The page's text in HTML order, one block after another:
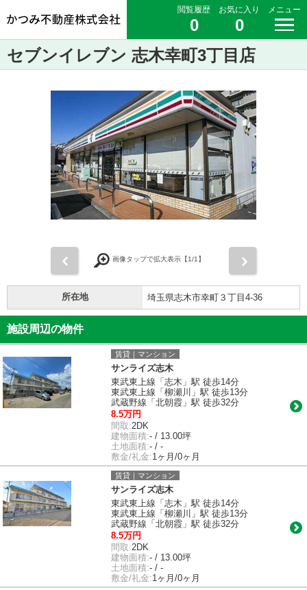
閲覧履歴
0
お気に入り
0
メニュー
セブンイレブン 志木幸町3丁目店
画像タップで拡大表示【1/1】
所在地 埼玉県志木市幸町３丁目4-36
施設周辺の物件
賃貸｜マンション
サンライズ志木
東武東上線「志木」駅 徒歩14分
東武東上線「柳瀬川」駅 徒歩13分
武蔵野線「北朝霞」駅 徒歩32分
8.5万円
間取:2DK
建物面積:- / 13.00坪
土地面積:- / -
敷金/礼金:1ヶ月/0ヶ月
賃貸｜マンション
サンライズ志木
東武東上線「志木」駅 徒歩14分
東武東上線「柳瀬川」駅 徒歩13分
武蔵野線「北朝霞」駅 徒歩32分
8.5万円
間取:2DK
建物面積:- / 13.00坪
土地面積:- / -
敷金/礼金:1ヶ月/0ヶ月